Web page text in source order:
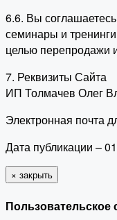
6.6. Вы
семинары и
целью перепродажи
7. Реквизиты Сайта
ИП Толмачев Олег
Электронная почта
Дата публикации –
× закрыть
Пользовательское